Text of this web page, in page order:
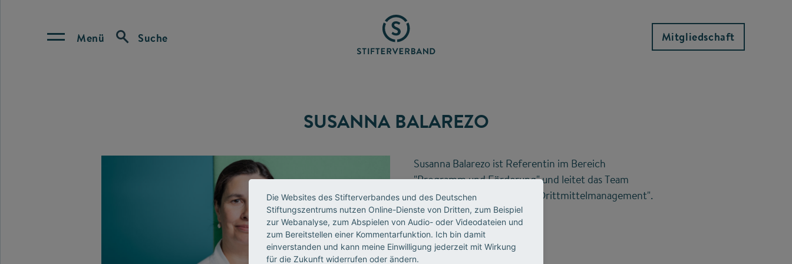
Menü Suche Mitgliedschaft
SUSANNA BALAREZO
Susanna Balarezo ist Referentin im Bereich
"Programm und Förderung" und leitet das Team
"Programmcontrolling und Drittmittelmanagement".
T 030 322982-329
E-Mail senden
Die Websites des Stifterverbandes und des Deutschen
Stiftungszentrums nutzen Online-Dienste von Dritten, zum Beispiel
zur Webanalyse, zum Abspielen von Audio- oder Videodateien und
zum Bereitstellen einer Kommentarfunktion. Ich bin damit
einverstanden und kann meine Einwilligung jederzeit mit Wirkung
für die Zukunft widerrufen oder ändern.